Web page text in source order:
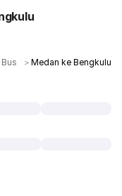
＞Medan ke Bengkulu